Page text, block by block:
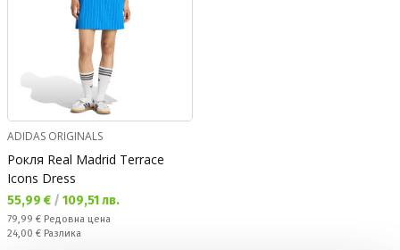
ADIDAS ORIGINALS
Рокля Real Madrid Terrace
Icons Dress
Текуща цена:
55,99 € / 109,51 лв.
Редовна цена:
79,99 € Редовна цена
Спестявате:
24,00 € Разлика